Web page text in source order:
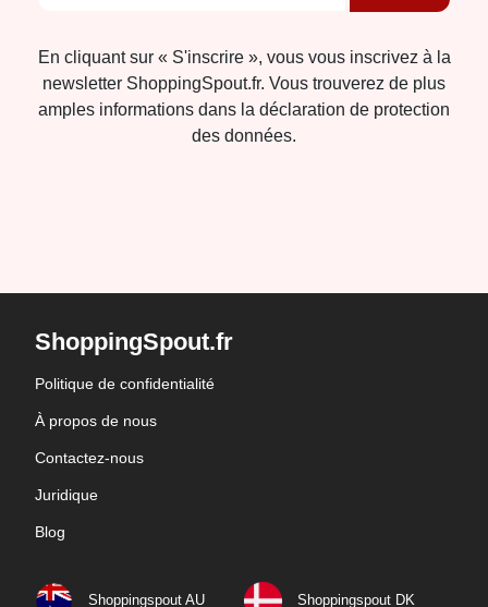
En cliquant sur « S'inscrire », vous vous inscrivez à la
newsletter ShoppingSpout.fr. Vous trouverez de plus
amples informations dans la déclaration de protection
des données.
ShoppingSpout.fr
Politique de confidentialité
À propos de nous
Contactez-nous
Juridique
Blog
Shoppingspout AU Shoppingspout DK